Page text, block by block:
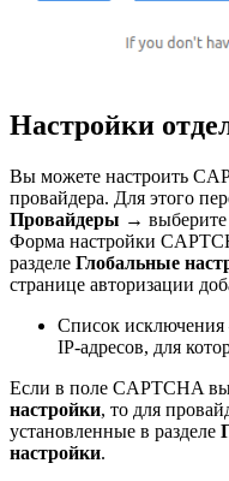
Настройки
Вы можете настроить
провайдера. Для этого
Провайдеры →
Форма настройки
разделе Глобальные
странице авторизации
Список исключения
IP-адресов, для
Если в поле CAPTCHA
настройки, то для
установленные в разделе
настройки.